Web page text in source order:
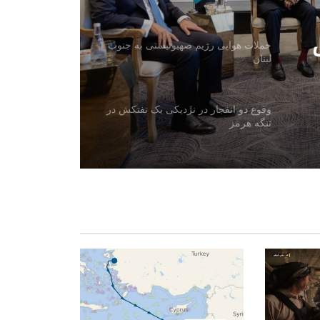
منطقه‌ای تأکید کرد
حملات هوایی رژیم صهیونیستی به جنوب
لبنان
وقوع دو انفجار در نزدیکی یک نفتکش در
تنگه هرمز
خلیل‌زاد: پاکستان نسبت به سه سال پیش
در وضعیت بدتری قرار دارد
هند: اظهارات سخن‌گوی اردوی پاکستان
نشان‌دهنده نگرانی اسلام‌آباد از روابط